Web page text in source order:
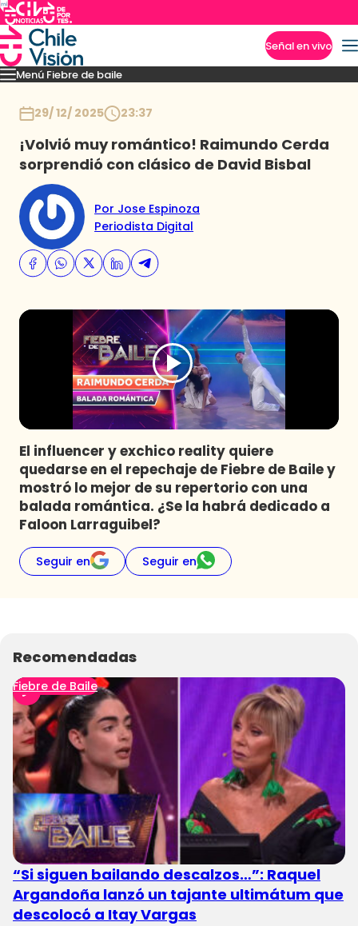
Señal en vivo
Menú Fiebre de baile
Mejores MomentosPresentacionesEl VAR-After del baile
29/ 12/ 2025 23:37
¡Volvió muy romántico! Raimundo Cerda
sorprendió con clásico de David Bisbal
Por Jose Espinoza
Periodista Digital
El influencer y exchico reality quiere
quedarse en el repechaje de Fiebre de Baile y
mostró lo mejor de su repertorio con una
balada romántica. ¿Se la habrá dedicado a
Faloon Larraguibel?
Seguir en Seguir en
Recomendadas
Fiebre de Baile
“Si siguen bailando descalzos…”: Raquel
Argandoña lanzó un tajante ultimátum que
descolocó a Itay Vargas
Imperdibles
Programas
Club De La Comedia
Contigo en Directo
Plan Perfecto
El Tiempo
Sabingo
Todos Los Programas